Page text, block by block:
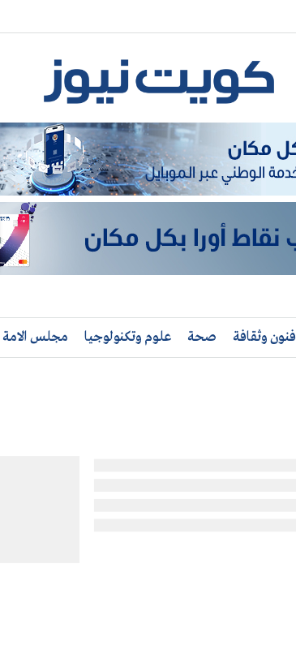
فنون وثقافة صحة علوم وتكنولوجيا مجلس الامة